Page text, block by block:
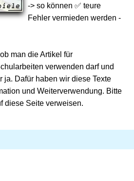
-> so können ✅ teure
Fehler vermieden werden -
man die Artikel für
verwenden darf und
ja. Dafür haben wir diese Texte
und Weiterverwendung. Bitte
diese Seite verweisen.